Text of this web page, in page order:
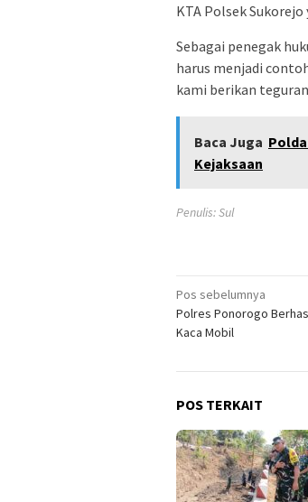
KTA Polsek
Sebagai penegak
harus menjadi
kami berikan
Baca Juga
Kejaksaan
Penulis: Sul
Navigasi
pos
Pos sebelumnya
Polres Ponorogo
Kaca Mobil
POS TERKAIT